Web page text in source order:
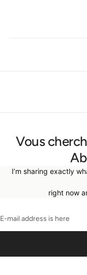
Vous
I’m sharing exactly
right now